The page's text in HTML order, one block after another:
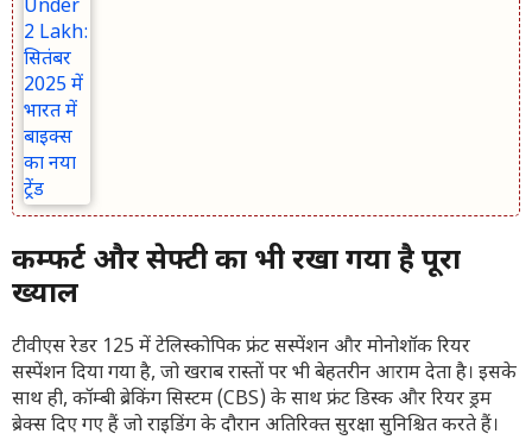
कम्फर्ट और सेफ्टी का भी रखा गया है पूरा
ख्याल
टीवीएस रेडर 125 में टेलिस्कोपिक फ्रंट सस्पेंशन और मोनोशॉक रियर
सस्पेंशन दिया गया है, जो खराब रास्तों पर भी बेहतरीन आराम देता है। इसके
साथ ही, कॉम्बी ब्रेकिंग सिस्टम (CBS) के साथ फ्रंट डिस्क और रियर ड्रम
ब्रेक्स दिए गए हैं जो राइडिंग के दौरान अतिरिक्त सुरक्षा सुनिश्चित करते हैं।